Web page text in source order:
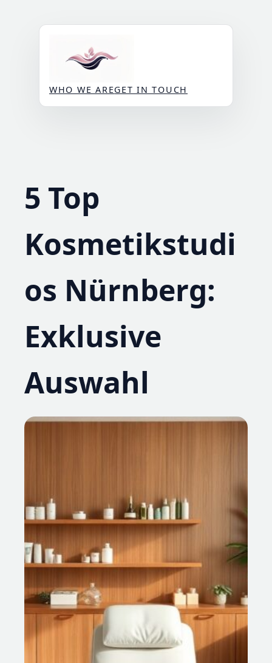
WHO WE AREGET IN TOUCH
5 Top
Kosmetikstudi
os Nürnberg:
Exklusive
Auswahl